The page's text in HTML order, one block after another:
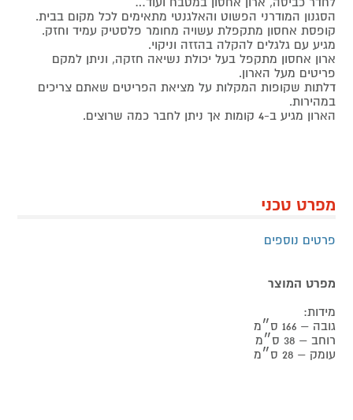
הסגנון המודרני הפשוט והאלגנטי מתאימים לכל מקום בבית.
קופסת אחסון מתקפלת עשויה מחומר פלסטיק עמיד וחזק.
מגיע עם גלגלים להקלה בהזזה וניקוי.
ארון אחסון מתקפל בעל יכולת נשיאה חזקה, וניתן למקם
פריטים מעל הארון.
דלתות שקופות המקלות על מציאת הפריטים שאתם צריכים
במהירות.
הארון מגיע ב-4 קומות אך ניתן לחבר כמה שרוצים.
מפרט טכני
פרטים נוספים
מפרט המוצר
מידות:
גובה – 166 ס״מ
רוחב – 38 ס״מ
עומק – 28 ס״מ